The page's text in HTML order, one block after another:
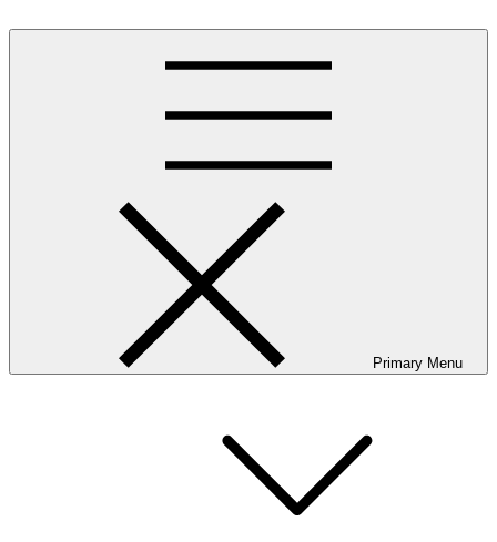
to
Primary Menu